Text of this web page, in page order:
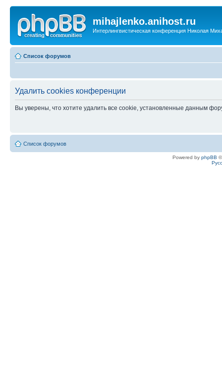
mihajlenko.anihost.ru
Интерлингвистическая конференция Николая
Список форумов
Удалить cookies конференции
Вы уверены, что хотите удалить все cookie, установленные данным
Список форумов
Powered by phpBB